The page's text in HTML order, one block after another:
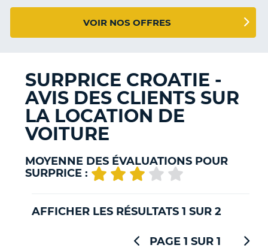
VOIR NOS OFFRES
SURPRICE CROATIE -
AVIS DES CLIENTS SUR
LA LOCATION DE
VOITURE
MOYENNE DES ÉVALUATIONS POUR
SURPRICE :
AFFICHER LES RÉSULTATS 1 SUR 2
PAGE 1 SUR 1